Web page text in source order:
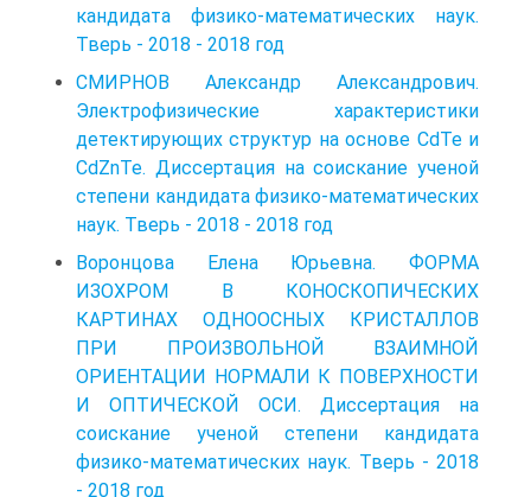
кандидата физико-математических наук.
Тверь - 2018 - 2018 год
СМИРНОВ Александр Александрович.
Электрофизические характеристики
детектирующих структур на основе CdTe и
CdZnTe. Диссертация на соискание ученой
степени кандидата физико-математических
наук. Тверь - 2018 - 2018 год
Воронцова Елена Юрьевна. ФОРМА
ИЗОХРОМ В КОНОСКОПИЧЕСКИХ
КАРТИНАХ ОДНООСНЫХ КРИСТАЛЛОВ
ПРИ ПРОИЗВОЛЬНОЙ ВЗАИМНОЙ
ОРИЕНТАЦИИ НОРМАЛИ К ПОВЕРХНОСТИ
И ОПТИЧЕСКОЙ ОСИ. Диссертация на
соискание ученой степени кандидата
физико-математических наук. Тверь - 2018
- 2018 год